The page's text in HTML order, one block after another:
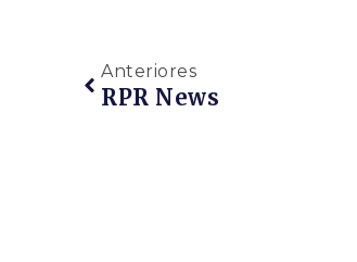
Anteriores
RPR News